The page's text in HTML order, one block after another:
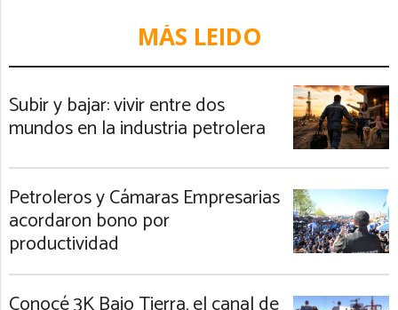
MÁS LEIDO
Subir y bajar: vivir entre dos
mundos en la industria petrolera
Petroleros y Cámaras Empresarias
acordaron bono por
productividad